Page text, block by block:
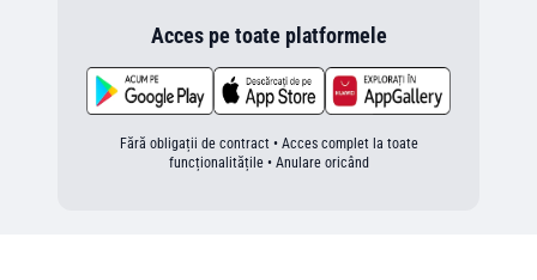
Acces pe toate platformele
Fără obligații de contract • Acces complet la toate
funcționalitățile • Anulare oricând